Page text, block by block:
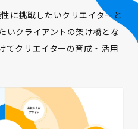
に挑戦したいクリエイターと
いクライアントの架け橋とな
てクリエイターの育成・活用